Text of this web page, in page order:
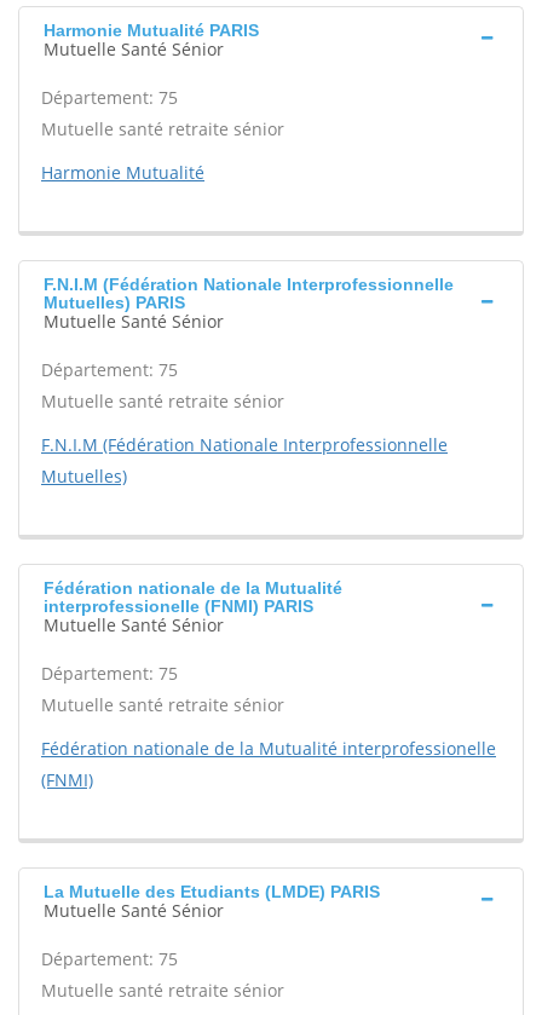
Harmonie Mutualité PARIS
Mutuelle Santé Sénior
Département: 75
Mutuelle santé retraite sénior
Harmonie Mutualité
F.N.I.M (Fédération Nationale Interprofessionnelle
Mutuelles) PARIS
Mutuelle Santé Sénior
Département: 75
Mutuelle santé retraite sénior
F.N.I.M (Fédération Nationale Interprofessionnelle
Mutuelles)
Fédération nationale de la Mutualité
interprofessionelle (FNMI) PARIS
Mutuelle Santé Sénior
Département: 75
Mutuelle santé retraite sénior
Fédération nationale de la Mutualité interprofessionelle
(FNMI)
La Mutuelle des Etudiants (LMDE) PARIS
Mutuelle Santé Sénior
Département: 75
Mutuelle santé retraite sénior